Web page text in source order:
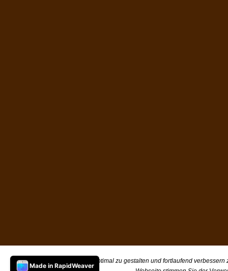
Um unsere Webseite für Sie optimal zu gestalten und fortlaufend
Made in RapidWeaver